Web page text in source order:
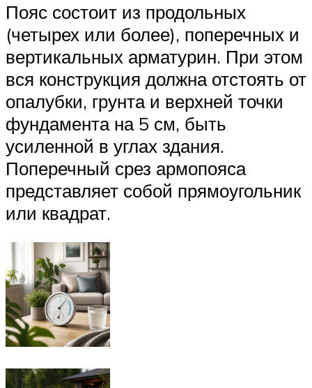
Пояс состоит из продольных
(четырех или более), поперечных и
вертикальных арматурин. При этом
вся конструкция должна отстоять от
опалубки, грунта и верхней точки
фундамента на 5 см, быть
усиленной в углах здания.
Поперечный срез армопояса
представляет собой прямоугольник
или квадрат.